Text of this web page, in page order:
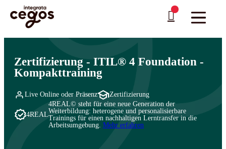
Skip to main content
Sie sind hier:Startseite Professionelle Weiterbildung & Schulungen in Deutschland
Governance: Normen & Standards
Zertifizierung - ITIL® 4 Foundation -
Kompakttraining
Live Online oder Präsenz Zertifizierung
4REAL
4REAL© steht für eine neue Generation der
Weiterbildung: heterogene und personalisierbare
Trainings für einen nachhaltigen Lerntransfer in die
Arbeitsumgebung. Mehr erfahren